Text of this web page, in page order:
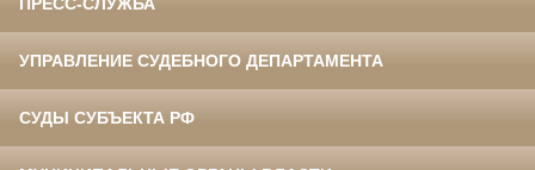
ПРЕСС-СЛУЖБА
УПРАВЛЕНИЕ СУДЕБНОГО ДЕПАРТАМЕНТА
СУДЫ СУБЪЕКТА РФ